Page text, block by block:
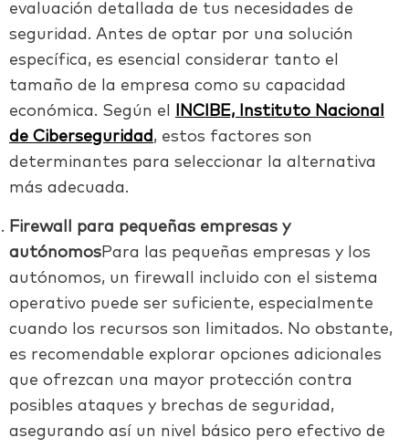
evaluación detallada de tus necesidades de
seguridad. Antes de optar por una solución
específica, es esencial considerar tanto el
tamaño de la empresa como su capacidad
económica. Según el
INCIBE, Instituto Nacional
de Ciberseguridad , estos factores son
determinantes para seleccionar la alternativa
más adecuada.
Firewall para pequeñas empresas y
autónomosPara las pequeñas empresas y los
autónomos, un firewall incluido con el sistema
operativo puede ser suficiente, especialmente
cuando los recursos son limitados. No obstante,
es recomendable explorar opciones adicionales
que ofrezcan una mayor protección contra
posibles ataques y brechas de seguridad,
asegurando así un nivel básico pero efectivo de